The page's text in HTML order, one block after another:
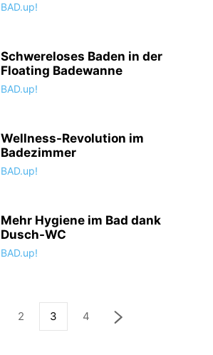
BAD.up!
Schwereloses Baden in der
Floating Badewanne
BAD.up!
Wellness-Revolution im
Badezimmer
BAD.up!
Mehr Hygiene im Bad dank
Dusch-WC
BAD.up!
2 3 4